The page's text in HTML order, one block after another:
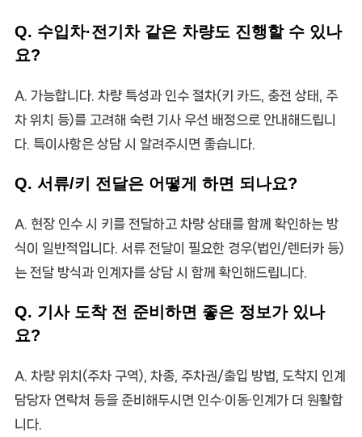
Q. 수입차·전기차 같은 차량도 진행할 수 있나
요?
A. 가능합니다. 차량 특성과 인수 절차(키 카드, 충전 상태, 주
차 위치 등)를 고려해 숙련 기사 우선 배정으로 안내해드립니
다. 특이사항은 상담 시 알려주시면 좋습니다.
Q. 서류/키 전달은 어떻게 하면 되나요?
A. 현장 인수 시 키를 전달하고 차량 상태를 함께 확인하는 방
식이 일반적입니다. 서류 전달이 필요한 경우(법인/렌터카 등)
는 전달 방식과 인계자를 상담 시 함께 확인해드립니다.
Q. 기사 도착 전 준비하면 좋은 정보가 있나
요?
A. 차량 위치(주차 구역), 차종, 주차권/출입 방법, 도착지 인계
담당자 연락처 등을 준비해두시면 인수·이동·인계가 더 원활합
니다.